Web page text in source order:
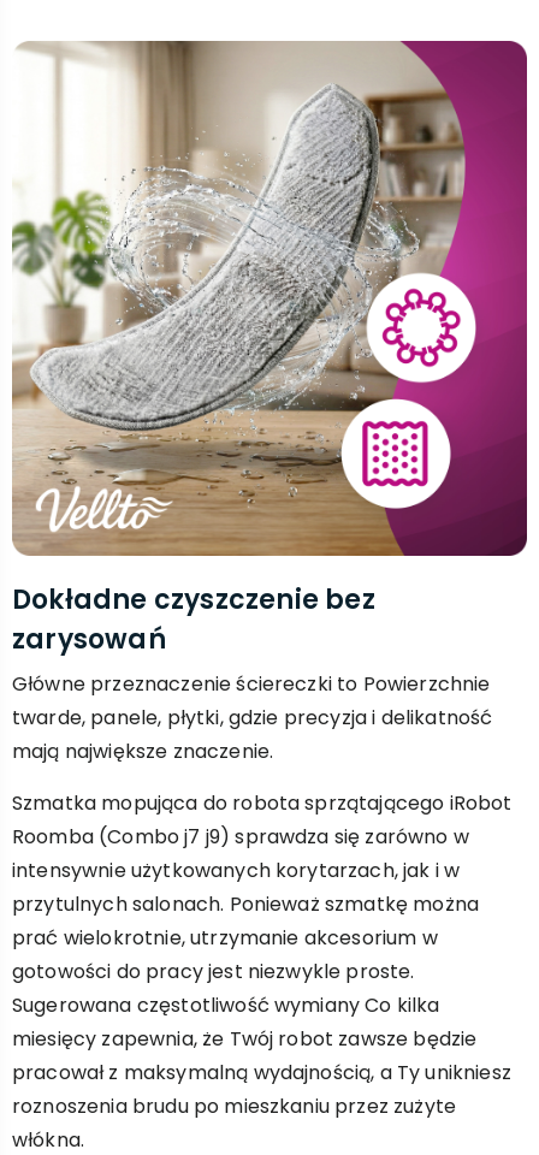
Dokładne czyszczenie bez
zarysowań
Główne przeznaczenie ściereczki to Powierzchnie
twarde, panele, płytki, gdzie precyzja i delikatność
mają największe znaczenie.
Szmatka mopująca do robota sprzątającego iRobot
Roomba (Combo j7 j9) sprawdza się zarówno w
intensywnie użytkowanych korytarzach, jak i w
przytulnych salonach. Ponieważ szmatkę można
prać wielokrotnie, utrzymanie akcesorium w
gotowości do pracy jest niezwykle proste.
Sugerowana częstotliwość wymiany Co kilka
miesięcy zapewnia, że Twój robot zawsze będzie
pracował z maksymalną wydajnością, a Ty unikniesz
roznoszenia brudu po mieszkaniu przez zużyte
włókna.